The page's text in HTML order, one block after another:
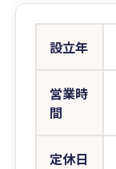
設立年
営業時
間
定休日